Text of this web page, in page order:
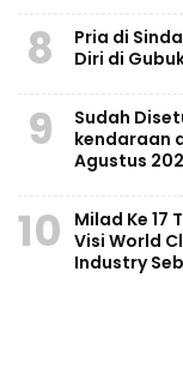
8
Pria di
Diri di
9
Sudah
kendaraan
Agustus
10
Milad Ke 17
Visi World
Industry